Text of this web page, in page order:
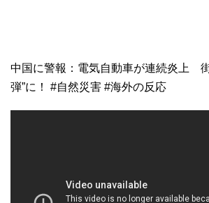
中国に警報：電気自動車が連続炎上
弾”に！ #自然災害 #海外の反応